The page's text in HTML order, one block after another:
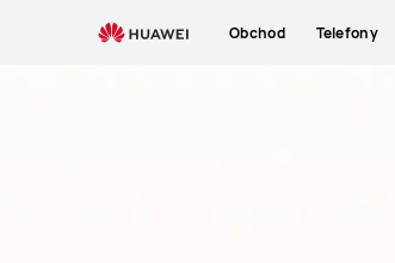
Obchod Telefony